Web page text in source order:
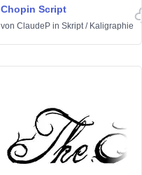
Chopin Script
von ClaudeP in Skript/ Kaligraphie